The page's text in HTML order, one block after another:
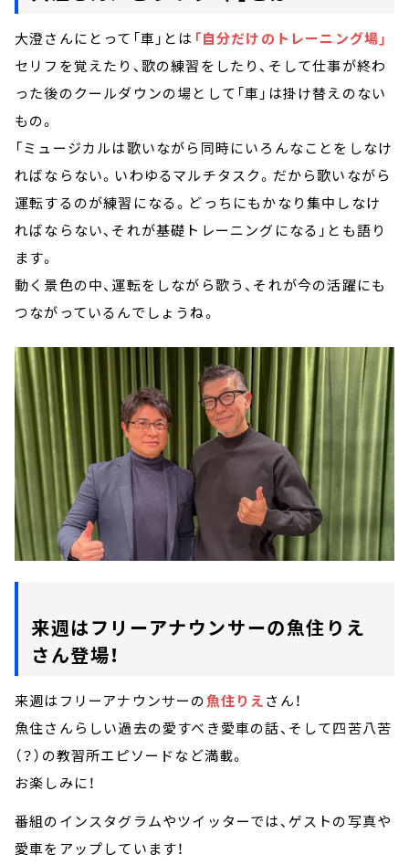
大澄さんにとって「車」とは 「自分だけのトレーニング場」
セリフを覚えたり、歌の練習をしたり、そして仕事が終わ
った後のクールダウンの場として「車」は掛け替えのない
もの。
「ミュージカルは歌いながら同時にいろんなことをしなけ
ればならない。いわゆるマルチタスク。だから歌いながら
運転するのが練習になる。どっちにもかなり集中しなけ
ればならない、それが基礎トレーニングになる」とも語り
ます。
動く景色の中、運転をしながら歌う、それが今の活躍にも
つながっているんでしょうね。
来週はフリーアナウンサーの魚住りえ
さん登場！
来週はフリーアナウンサーの魚住りえさん！
魚住さんらしい過去の愛すべき愛車の話、そして四苦八苦
（？）の教習所エピソードなど満載。
お楽しみに！
番組のインスタグラムやツイッターでは、ゲストの写真や
愛車をアップしています！